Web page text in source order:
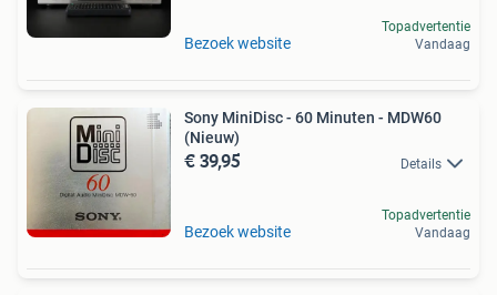
Bezoek website
Topadvertentie
Vandaag
Sony MiniDisc - 60 Minuten - MDW60
(Nieuw)
€ 39,95 Details
Bezoek website
Topadvertentie
Vandaag